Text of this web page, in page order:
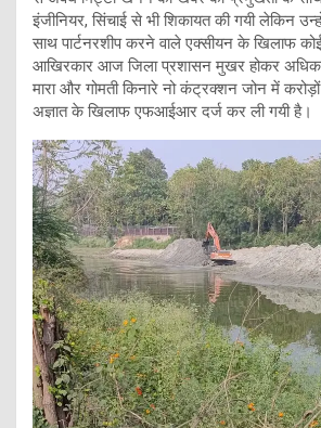
इंजीनियर, सिंचाई से भी शिकायत की गयी लेकिन
साथ पार्टनरशीप करने वाले एक्सीयन के खिलाफ कोई
आखिरकार आज जिला प्रशासन मुखर होकर
मारा और गोमती किनारे नो कंट्रक्शन जोन में
अज्ञात के खिलाफ एफआईआर दर्ज कर ली गयी है।